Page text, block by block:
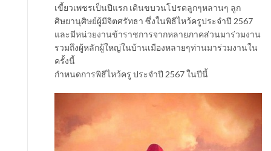
เขี้ยวเพชรเป็นปีแรก เดินขบวนโปรดลูกๆหลานๆ ลูก
ศิษยานุศิษย์ผู้มีจิตศรัทธา ซึ่งในพิธีไหว้ครูประจำปี 2567
และมีหน่วยงานข้าราชการจากหลายภาคส่วนมาร่วมงาน
รวมถึงผู้หลักผู้ใหญ่ในบ้านเมืองหลายๆท่านมาร่วมงานใน
ครั้งนี้
กำหนดการพิธีไหว้ครู ประจำปี 2567 ในปีนี้